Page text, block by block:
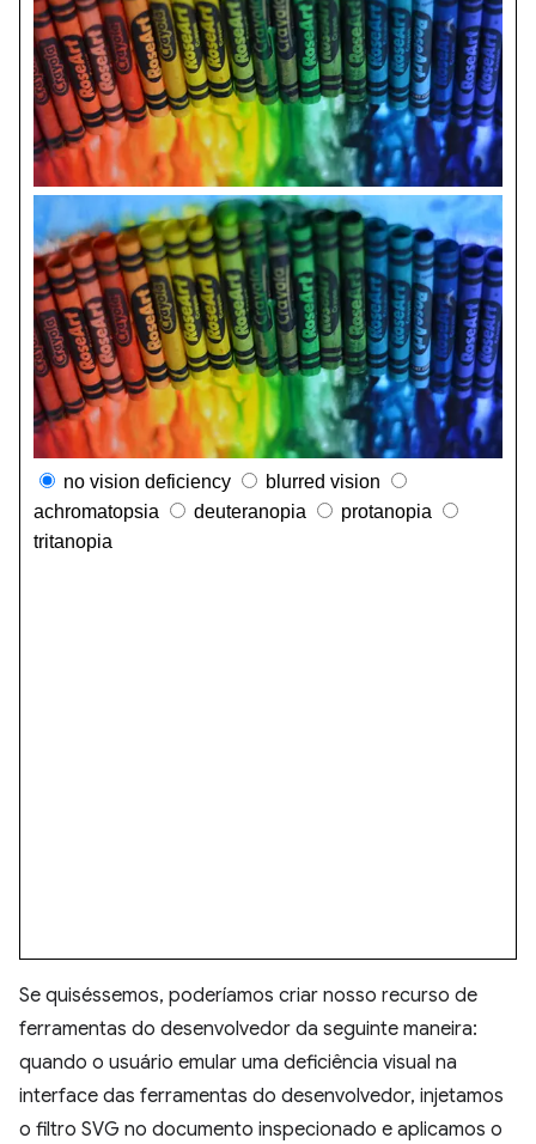
Se quiséssemos, poderíamos criar nosso recurso de
ferramentas do desenvolvedor da seguinte maneira:
quando o usuário emular uma deficiência visual na
interface das ferramentas do desenvolvedor, injetamos
o filtro SVG no documento inspecionado e aplicamos o